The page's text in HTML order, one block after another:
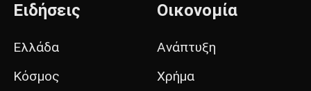
Ειδήσεις
Ελλάδα
Κόσμος
Οικονομία
Ανάπτυξη
Χρήμα